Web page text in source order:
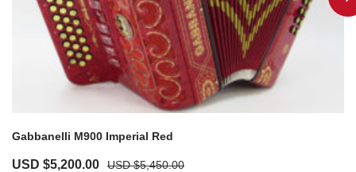
Gabbanelli M900 Imperial Red
USD $5,450.00
USD $5,200.00